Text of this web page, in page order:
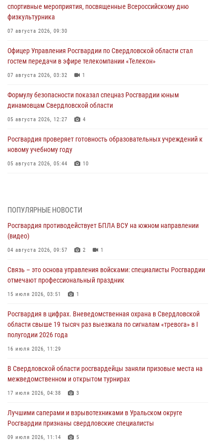
спортивные мероприятия, посвященные Всероссийскому дню
физкультурника
07 августа 2026, 09:30
Офицер Управления Росгвардии по Свердловской области стал
гостем передачи в эфире телекомпании «Телекон»
07 августа 2026, 03:32 1
Формулу безопасности показал спецназ Росгвардии юным
динамовцам Свердловской области
05 августа 2026, 12:27 4
Росгвардия проверяет готовность образовательных учреждений к
новому учебному году
05 августа 2026, 05:44 10
04 августа 2026, 09:57 2
Росгвардия приняла участие в обеспечении безопасности Дня
города в Екатеринбурге
03 августа 2026, 07:43 3
Росгвардия приняла участие в межведомственном
антитеррористическом учении в Свердловской области
31 июля 2026, 12:27 1
Росгвардия обеспечивает безопасность граждан на южном
направлении
31 июля 2026, 06:56
рассказал об итогах работы подразделения в эфире телекомпании
«Телекон»
30 июля 2026, 11:33 1
ПОПУЛЯРНЫЕ НОВОСТИ
Росгвардия противодействует БПЛА ВСУ на южном направлении
(видео)
04 августа 2026, 09:57 2 1
Связь – это основа управления войсками: специалисты Росгвардии
отмечают профессиональный праздник
15 июля 2026, 03:51 1
Росгвардия в цифрах. Вневедомственная охрана в Свердловской
области свыше 19 тысяч раз выезжала по сигналам «тревога» в I
полугодии 2026 года
16 июля 2026, 11:29
В Свердловской области росгвардейцы заняли призовые места на
межведомственном и открытом турнирах
17 июля 2026, 04:38 3
Лучшими саперами и взрывотехниками в Уральском округе
Росгвардии признаны свердловские специалисты
09 июля 2026, 11:14 5